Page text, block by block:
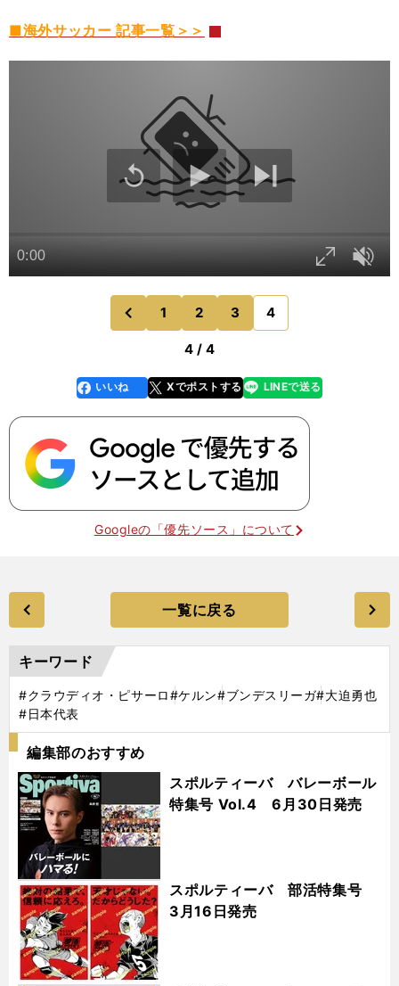
■海外サッカー 記事一覧＞＞
前
のページへ
1 2 3 4
4 / 4
faceboo
k
いいね Xでポストする
line LINEで送る
Googleの「優先ソース」について
一覧に戻る
キーワード
#クラウディオ・ピサーロ#ケルン#ブンデスリーガ#大迫勇也
#日本代表
編集部のおすすめ
スポルティーバ バレーボール
特集号 Vol.4 6月30日発売
スポルティーバ 部活特集号
3月16日発売